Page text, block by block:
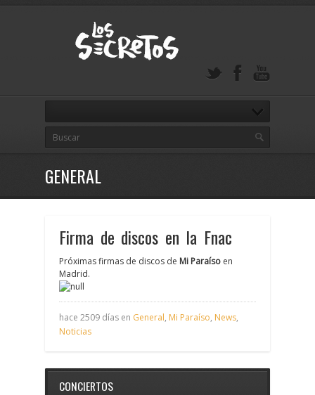
GENERAL
Firma de discos en la Fnac
Próximas firmas de discos de Mi Paraíso en
Madrid.
hace 2509 días en General, Mi Paraíso, News,
Noticias
CONCIERTOS